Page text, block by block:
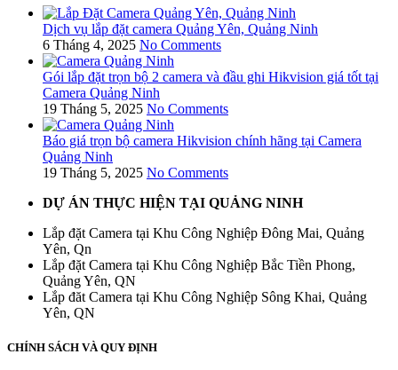
Dịch vụ lắp đặt camera Quảng Yên, Quảng Ninh
6 Tháng 4, 2025 No Comments
Gói lắp đặt trọn bộ 2 camera và đầu ghi Hikvision giá tốt tại
Camera Quảng Ninh
19 Tháng 5, 2025 No Comments
Báo giá trọn bộ camera Hikvision chính hãng tại Camera
Quảng Ninh
19 Tháng 5, 2025 No Comments
DỰ ÁN THỰC HIỆN TẠI QUẢNG NINH
Lắp đặt Camera tại Khu Công Nghiệp Đông Mai, Quảng
Yên, Qn
Lắp đặt Camera tại Khu Công Nghiệp Bắc Tiền Phong,
Quảng Yên, QN
Lắp đăt Camera tại Khu Công Nghiệp Sông Khai, Quảng
Yên, QN
CHÍNH SÁCH VÀ QUY ĐỊNH